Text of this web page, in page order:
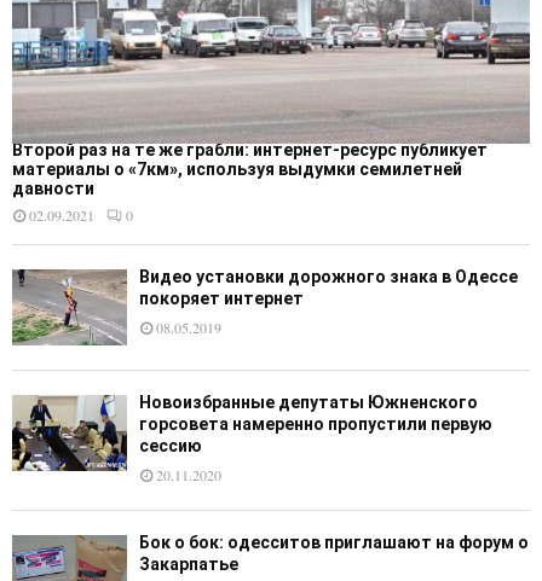
Второй раз на те же грабли: интернет-ресурс публикует
материалы о «7км», используя выдумки семилетней
давности
02.09.2021
0
Видео установки дорожного знака в Одессе
покоряет интернет
08.05.2019
Новоизбранные депутаты Южненского
горсовета намеренно пропустили первую
сессию
20.11.2020
Бок о бок: одесситов приглашают на форум о
Закарпатье